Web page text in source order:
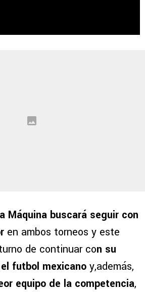
Máquina buscará seguir con
en ambos torneos y este
de continuar con su
futbol mexicano y,además,
equipo de la competencia,